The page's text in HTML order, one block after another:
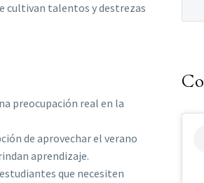
cultivan talentos y destrezas
preocupación real en la
de aprovechar el verano
aprendizaje.
que necesiten